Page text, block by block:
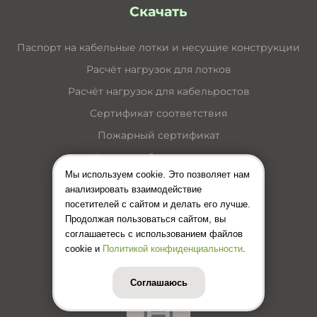
Скачать
Паспорт на кабельные лотки и несущие конструкции
Расчёт нагрузок для лотков
Расчёт нагрузок для кабельростов
Сертификат соответствия
Пожарный сертификат
Каталог кабельные лотки
Каталог лестничные лотки
Каталог кабельные короба
Каталог несущие конструкции
Инструкция по монтажу лотков
Цены (Прайс-лист)
Мы используем cookie. Это позволяет нам
анализировать взаимодействие
посетителей с сайтом и делать его лучше.
Продолжая пользоваться сайтом, вы
соглашаетесь с использованием файлов
cookie и Политикой конфиденциальности
Соглашаюсь